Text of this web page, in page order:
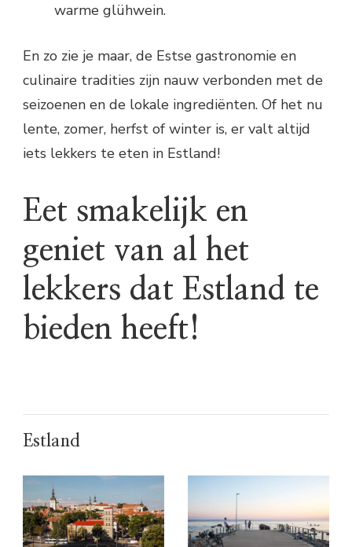
warme glühwein.
En zo zie je maar, de Estse gastronomie en
culinaire tradities zijn nauw verbonden met de
seizoenen en de lokale ingrediënten. Of het nu
lente, zomer, herfst of winter is, er valt altijd
iets lekkers te eten in Estland!
Eet smakelijk en
geniet van al het
lekkers dat Estland te
bieden heeft!
Estland